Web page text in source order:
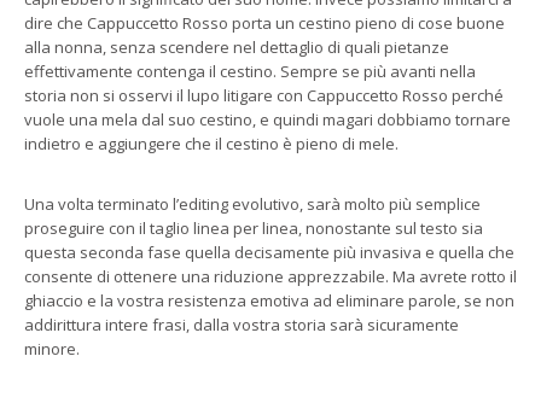
dire che Cappuccetto Rosso porta un cestino pieno di cose buone
alla nonna, senza scendere nel dettaglio di quali pietanze
effettivamente contenga il cestino. Sempre se più avanti nella
storia non si osservi il lupo litigare con Cappuccetto Rosso perché
vuole una mela dal suo cestino, e quindi magari dobbiamo tornare
indietro e aggiungere che il cestino è pieno di mele.
Una volta terminato l’editing evolutivo, sarà molto più semplice
proseguire con il taglio linea per linea, nonostante sul testo sia
questa seconda fase quella decisamente più invasiva e quella che
consente di ottenere una riduzione apprezzabile. Ma avrete rotto il
ghiaccio e la vostra resistenza emotiva ad eliminare parole, se non
addirittura intere frasi, dalla vostra storia sarà sicuramente
minore.